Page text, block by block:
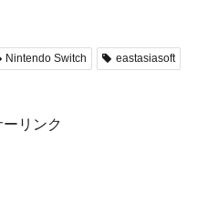
Nintendo Switch
eastasiasoft
ーリンク